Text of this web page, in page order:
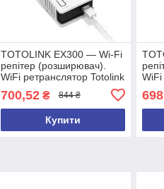
TOTOLINK EX300 — Wi-Fi
репітер (розширювач).
WiFi ретранслятор Totolink
700,52₴ 844 ₴
Купити
WiFi